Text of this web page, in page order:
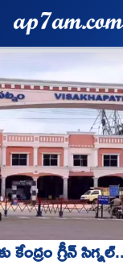
గ్రీన్